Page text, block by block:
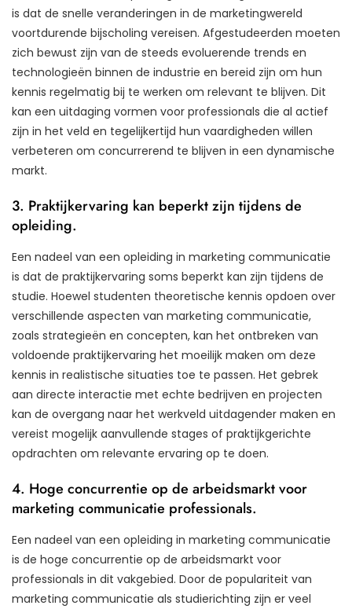
is dat de snelle veranderingen in de marketingwereld
voortdurende bijscholing vereisen. Afgestudeerden moeten
zich bewust zijn van de steeds evoluerende trends en
technologieën binnen de industrie en bereid zijn om hun
kennis regelmatig bij te werken om relevant te blijven. Dit
kan een uitdaging vormen voor professionals die al actief
zijn in het veld en tegelijkertijd hun vaardigheden willen
verbeteren om concurrerend te blijven in een dynamische
markt.
3. Praktijkervaring kan beperkt zijn tijdens de
opleiding.
Een nadeel van een opleiding in marketing communicatie
is dat de praktijkervaring soms beperkt kan zijn tijdens de
studie. Hoewel studenten theoretische kennis opdoen over
verschillende aspecten van marketing communicatie,
zoals strategieën en concepten, kan het ontbreken van
voldoende praktijkervaring het moeilijk maken om deze
kennis in realistische situaties toe te passen. Het gebrek
aan directe interactie met echte bedrijven en projecten
kan de overgang naar het werkveld uitdagender maken en
vereist mogelijk aanvullende stages of praktijkgerichte
opdrachten om relevante ervaring op te doen.
4. Hoge concurrentie op de arbeidsmarkt voor
marketing communicatie professionals.
Een nadeel van een opleiding in marketing communicatie
is de hoge concurrentie op de arbeidsmarkt voor
professionals in dit vakgebied. Door de populariteit van
marketing communicatie als studierichting zijn er veel